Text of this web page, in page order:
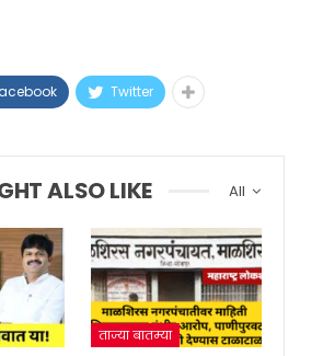
Twitter
All
ALSO LIKE
ताज्या बातम्या